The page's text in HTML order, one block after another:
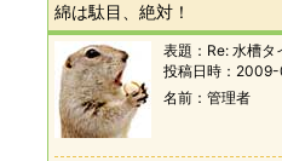
綿は駄目、絶対！
表題： Re: 水槽タ
投稿日時： 2009-
名前
管理者